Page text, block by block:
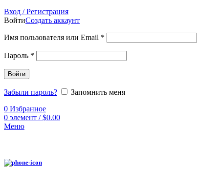
Вход / Регистрация
ВойтиСоздать аккаунт
Имя пользователя или Email *
Пароль *
Войти
Забыли пароль?
Запомнить меня
0 Избранное
0 элемент / $0.00
Меню